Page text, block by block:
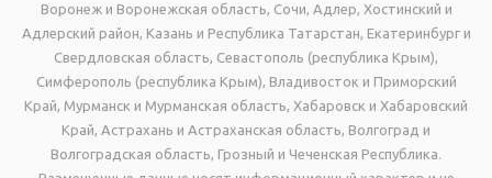
Воронеж и Воронежская область, Сочи, Адлер, Хостинский и
Адлерский район, Казань и Республика Татарстан, Екатеринбург и
Свердловская область, Севастополь (республика Крым),
Симферополь (республика Крым), Владивосток и Приморский
Край, Мурманск и Мурманская область, Хабаровск и Хабаровский
Край, Астрахань и Астраханская область, Волгоград и
Волгоградская область, Грозный и Чеченская Республика.